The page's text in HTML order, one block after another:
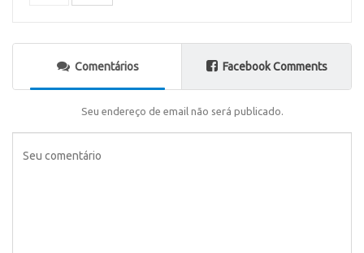
Comentários Facebook Comments
Seu endereço de email não será publicado.